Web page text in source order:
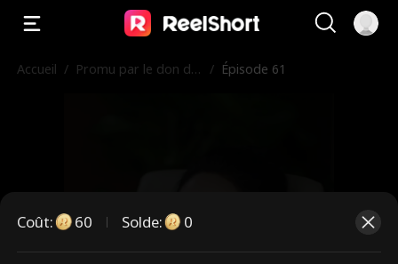
Accueil / Promu par le don de
/ Épisode 61
Coût: 60 Solde: 0